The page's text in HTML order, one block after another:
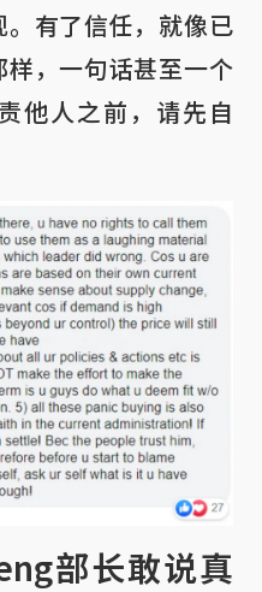
有了信任，就像已
，一句话甚至一个
他人之前，请先自
部长敢说真